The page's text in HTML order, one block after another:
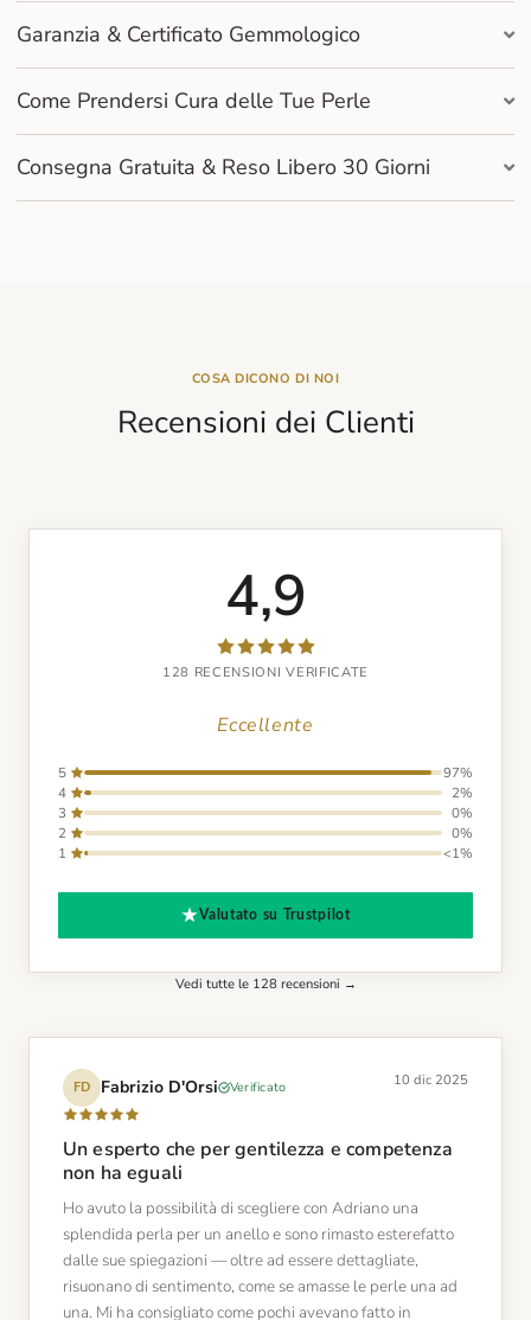
Garanzia & Certificato Gemmologico
Come Prendersi Cura delle Tue Perle
Consegna Gratuita & Reso Libero 30 Giorni
COSA DICONO DI NOI
Recensioni dei Clienti
4,9
128 RECENSIONI VERIFICATE
Eccellente
5
97%
4
2%
3
0%
2
0%
1
<1%
Valutato su Trustpilot
Vedi tutte le 128 recensioni →
FD Fabrizio D'Orsi Verificato 10 dic 2025
Un esperto che per gentilezza e competenza
non ha eguali
Ho avuto la possibilità di scegliere con Adriano una
splendida perla per un anello e sono rimasto esterefatto
dalle sue spiegazioni — oltre ad essere dettagliate,
risuonano di sentimento, come se amasse le perle una ad
una. Mi ha consigliato come pochi avevano fatto in